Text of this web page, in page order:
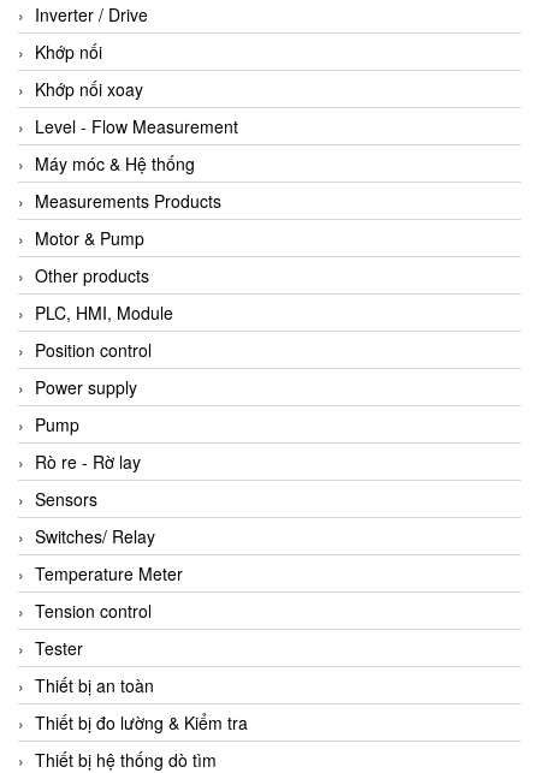
Inverter / Drive
Khớp nối
Khớp nối xoay
Level - Flow Measurement
Máy móc & Hệ thống
Measurements Products
Motor & Pump
Other products
PLC, HMI, Module
Position control
Power supply
Pump
Rò re - Rờ lay
Sensors
Switches/ Relay
Temperature Meter
Tension control
Tester
Thiết bị an toàn
Thiết bị đo lường & Kiểm tra
Thiết bị hệ thống dò tìm